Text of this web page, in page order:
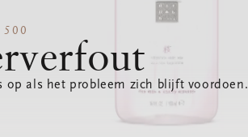
500
op als het probleem zich blijft voordoen.